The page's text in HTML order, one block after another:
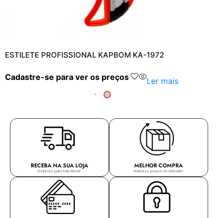
ESTILETE PROFISSIONAL KAPBOM KA-1972
Cadastre-se para ver os preços Ler mais
RECEBA NA SUA LOJA
Enviamos para todo Brasil!
MELHOR COMPRA
Melhores preços de atacado!